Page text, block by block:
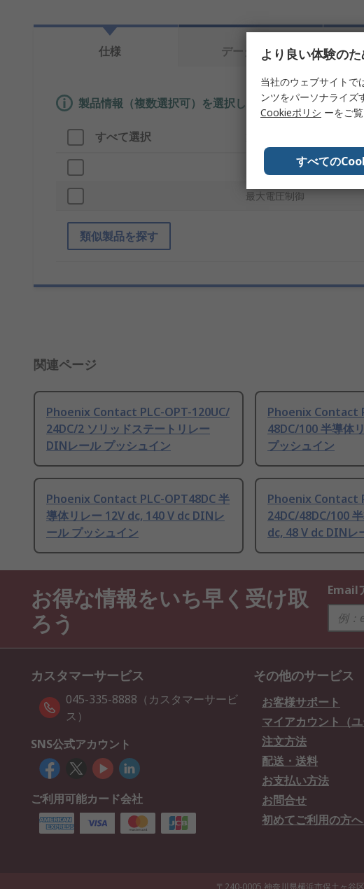
仕様 データシート
製品情報（複数選択可）を選択して、類似製品を検索し
すべて選択
ブランド
最大電圧制御
類似製品を探す
関連ページ
Phoenix Contact PLC-OPT-120UC/
24DC/2 ソリッドステートリレー
DINレール プッシュイン
Phoenix Contact
48DC/100 半導体
プッシュイン
Phoenix Contact PLC-OPT48DC 半
導体リレー 12V dc, 140 V dc DINレ
ール プッシュイン
Phoenix Contact
24DC/48DC/100
dc, 48 V dc DINレ
お得な情報をいち早く受け取
ろう
Email
カスタマーサービス
045-335-8888（カスタマーサービ
ス）
SNS公式アカウント
ご利用可能カード会社
その他のサービス
お客様サポート
マイアカウント（
注文方法
配送・送料
お支払い方法
お問合せ
初めてご利用の方
より良い体験の
当社のウェブサイトで
ンツをパーソナライズ
Cookieポリシ ーをご覧
すべての